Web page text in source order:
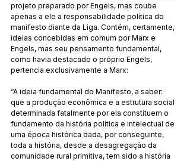
projeto preparado por Engels, mas coube
apenas a ele a responsabilidade política do
manifesto diante da Liga. Contém, certamente,
ideias concebidas em comum por Marx e
Engels, mas seu pensamento fundamental,
como havia destacado o próprio Engels,
pertencia exclusivamente a Marx:
“A ideia fundamental do Manifesto, a saber:
que a produção econômica e a estrutura social
determinada fatalmente por ela constituem o
fundamento da história política e intelectual de
uma época histórica dada, por conseguinte,
toda a história, desde a desagregação da
comunidade rural primitiva, tem sido a história